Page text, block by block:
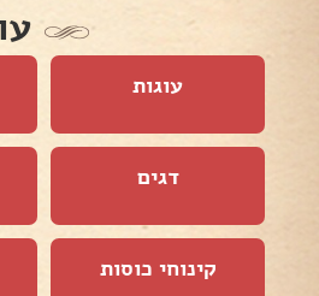
עוגות
דגים
קינוחי כוסות